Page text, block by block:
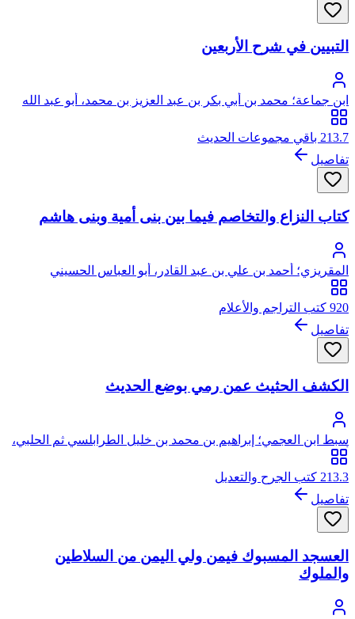
التبيين في شرح الأربعين
ابن جماعة؛ محمد بن أبي بكر بن عبد العزيز بن محمد، أبو عبد الله
عز الدين الكناني الحموي ثم المصري، الشافعي المعروف كسلفه
بابن جماعة
213.7 باقي مجموعات الحديث
تفاصيل
كتاب النزاع والتخاصم فيما بين بنى أمية وبنى هاشم
المقريزي؛ أحمد بن علي بن عبد القادر، أبو العباس الحسيني
العبيدي، تقي الدين المقريزي
920 كتب التراجم والأعلام
تفاصيل
الكشف الحثيث عمن رمي بوضع الحديث
سبط ابن العجمي؛ إبراهيم بن محمد بن خليل الطرابلسي ثم الحلبي،
أبو الوفاء، برهان الدين
213.3 كتب الجرح والتعديل
تفاصيل
العسجد المسبوك فيمن ولي اليمن من السلاطين
والملوك